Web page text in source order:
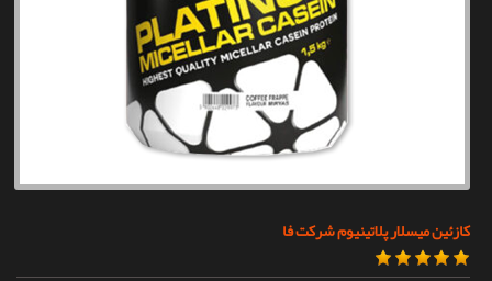
کازئین میسلار پلاتینیوم شرکت فا